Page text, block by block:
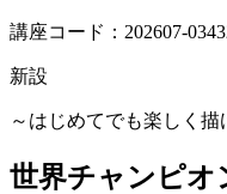
講座コード：202607-
新設
～はじめてでも楽しく描
世界チャンピオ